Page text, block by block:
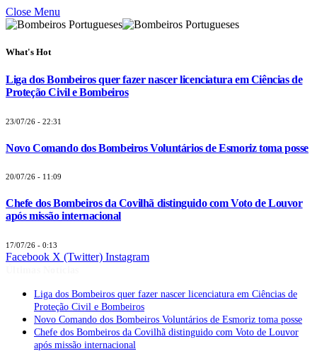
Close Menu
What's Hot
Liga dos Bombeiros quer fazer nascer licenciatura em Ciências de
Proteção Civil e Bombeiros
23/07/26 - 22:31
Novo Comando dos Bombeiros Voluntários de Esmoriz toma posse
20/07/26 - 11:09
Chefe dos Bombeiros da Covilhã distinguido com Voto de Louvor
após missão internacional
17/07/26 - 0:13
Facebook X (Twitter) Instagram
Liga dos Bombeiros quer fazer nascer licenciatura em Ciências de
Proteção Civil e Bombeiros
Novo Comando dos Bombeiros Voluntários de Esmoriz toma posse
Chefe dos Bombeiros da Covilhã distinguido com Voto de Louvor
após missão internacional